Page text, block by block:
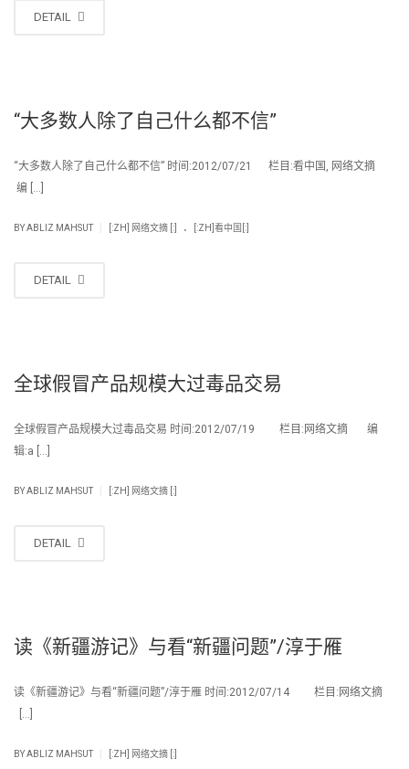
DETAIL
“大多数人除了自己什么都不信”
“大多数人除了自己什么都不信” 时间:2012/07/21 栏目:看中国, 网络文摘
编 […]
BYABLIZ MAHSUT [:ZH] 网络文摘 [:] . [:ZH]看中国[:]
DETAIL
全球假冒产品规模大过毒品交易
全球假冒产品规模大过毒品交易 时间:2012/07/19 栏目:网络文摘 编
辑:a […]
BYABLIZ MAHSUT [:ZH] 网络文摘 [:]
DETAIL
读《新疆游记》与看“新疆问题”/淳于雁
读《新疆游记》与看“新疆问题”/淳于雁 时间:2012/07/14 栏目:网络文摘
[…]
BYABLIZ MAHSUT [:ZH] 网络文摘 [:]